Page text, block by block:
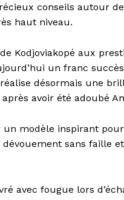
conseils autour
haut niveau.
Kodjoviakopé aux
un franc
désormais une
avoir été adoubé
un modèle inspirant
dévouement sans faille
avec fougue lors